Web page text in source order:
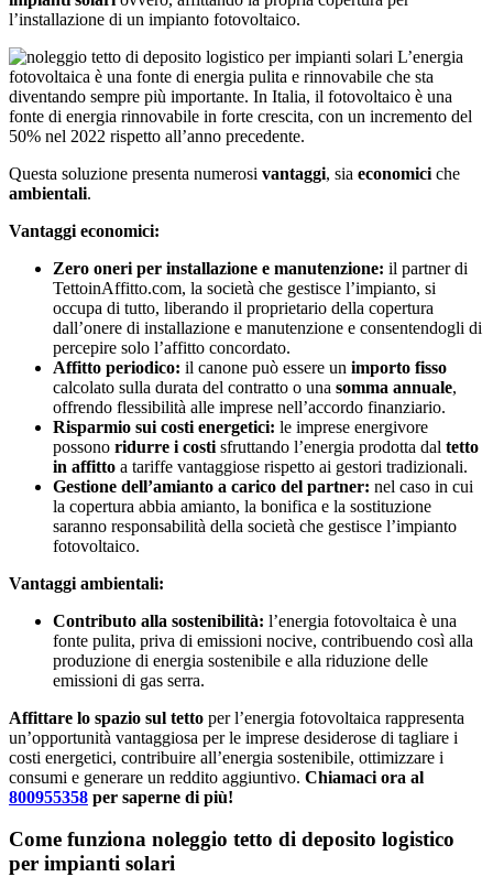
l’installazione di un impianto fotovoltaico.
L’energia
fotovoltaica è una fonte di energia pulita e rinnovabile che sta
diventando sempre più importante. In Italia, il fotovoltaico è una
fonte di energia rinnovabile in forte crescita, con un incremento del
50% nel 2022 rispetto all’anno precedente.
Questa soluzione presenta numerosi vantaggi, sia economici che
ambientali.
Vantaggi economici:
Zero oneri per installazione e manutenzione: il partner di
TettoinAffitto.com, la società che gestisce l’impianto, si
occupa di tutto, liberando il proprietario della copertura
dall’onere di installazione e manutenzione e consentendogli di
percepire solo l’affitto concordato.
Affitto periodico: il canone può essere un importo fisso
calcolato sulla durata del contratto o una somma annuale,
offrendo flessibilità alle imprese nell’accordo finanziario.
Risparmio sui costi energetici: le imprese energivore
possono ridurre i costi sfruttando l’energia prodotta dal tetto
in affitto a tariffe vantaggiose rispetto ai gestori tradizionali.
Gestione dell’amianto a carico del partner: nel caso in cui
la copertura abbia amianto, la bonifica e la sostituzione
saranno responsabilità della società che gestisce l’impianto
fotovoltaico.
Vantaggi ambientali:
Contributo alla sostenibilità: l’energia fotovoltaica è una
fonte pulita, priva di emissioni nocive, contribuendo così alla
produzione di energia sostenibile e alla riduzione delle
emissioni di gas serra.
Affittare lo spazio sul tetto per l’energia fotovoltaica rappresenta
un’opportunità vantaggiosa per le imprese desiderose di tagliare i
costi energetici, contribuire all’energia sostenibile, ottimizzare i
consumi e generare un reddito aggiuntivo. Chiamaci ora al
800955358 per saperne di più!
Come funziona noleggio tetto di deposito logistico
per impianti solari